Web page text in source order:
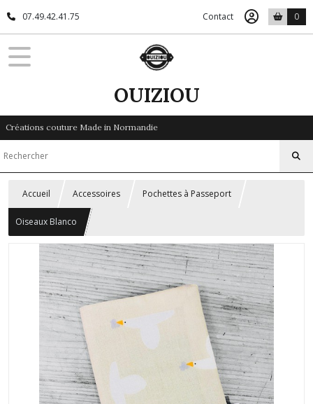
07.49.42.41.75 Contact 0
OUIZIOU
Créations couture Made in Normandie
Accueil Accessoires Pochettes à Passeport
Oiseaux Blanco